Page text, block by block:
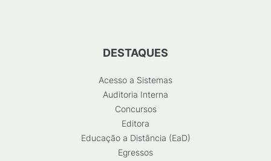
DESTAQUES
Acesso a Sistemas
Auditoria Interna
Concursos
Editora
Educação a Distância (EaD)
Egressos